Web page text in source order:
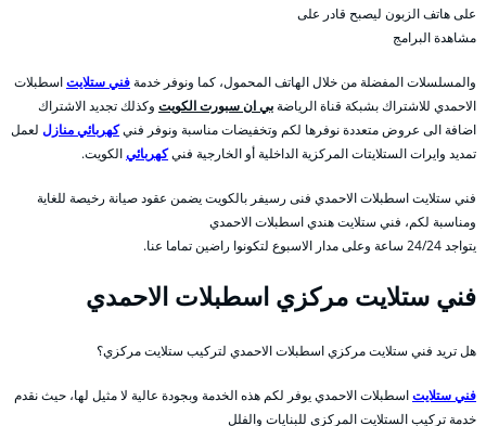
على هاتف الزبون ليصبح قادر على
مشاهدة البرامج
والمسلسلات المفضلة من خلال الهاتف المحمول، كما ونوفر خدمةفني ستلايتاسطبلات
الاحمدي للاشتراك بشبكة قناة الرياضةبي ان سبورت الكويت وكذلك تجديد الاشتراك
اضافة الى عروض متعددة نوفرها لكم وتخفيضات مناسبة ونوفر فنيكهربائي منازل لعمل
تمديد وايرات الستلايتات المركزية الداخلية أو الخارجية فنيكهربائيالكويت.
فني ستلايت اسطبلات الاحمدي فنى رسيفر بالكويت يضمن عقود صيانة رخيصة للغاية
ومناسبة لكم، فني ستلايت هندي اسطبلات الاحمدي
يتواجد 24/24 ساعة وعلى مدار الاسبوع لتكونوا راضين تماما عنا.
فني ستلايت مركزي اسطبلات الاحمدي
هل تريد فني ستلايت مركزي اسطبلات الاحمدي لتركيب ستلايت مركزي؟
فني ستلايتاسطبلات الاحمدي يوفر لكم هذه الخدمة وبجودة عالية لا مثيل لها، حيث نقدم
خدمة تركيب الستلايت المركزي للبنايات والفلل